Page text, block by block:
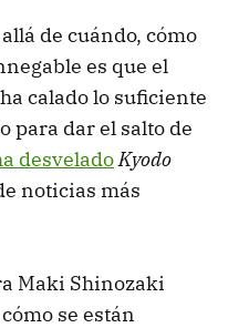
de cuándo, cómo
es que el
ha calado lo suficiente
para dar el salto de
desveladoKyodo
noticias más
Maki Shinozaki
se están